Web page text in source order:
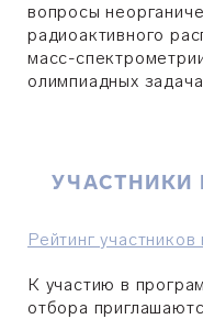
вопросы
радиоактивного
масс-
олимпиадных
УЧАСТНИКИ
Рейтинг
К участию в
отбора